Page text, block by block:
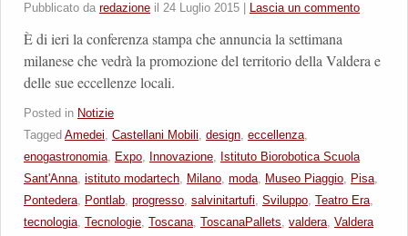
Pubblicato da redazione il 24 Luglio 2015 Lascia un commento
È di ieri la conferenza stampa che annuncia la settimana
milanese che vedrà la promozione del territorio della Valdera e
delle sue eccellenze locali.
Posted in Notizie
Tagged Amedei, Castellani Mobili, design, eccellenza,
enogastronomia, Expo, Innovazione, Istituto Biorobotica Scuola
Sant'Anna, istituto modartech, Milano, moda, Museo Piaggio, Pisa,
Pontedera, Pontlab, progresso, salvinitartufi, Sviluppo, Teatro Era,
tecnologia, Tecnologie, Toscana, ToscanaPallets, valdera, Valdera